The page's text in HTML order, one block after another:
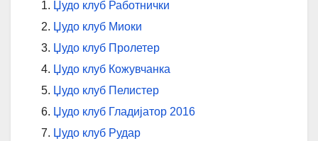
Џудо клуб Работнички
Џудо клуб Миоки
Џудо клуб Пролетер
Џудо клуб Кожувчанка
Џудо клуб Пелистер
Џудо клуб Гладијатор 2016
Џудо клуб Рудар